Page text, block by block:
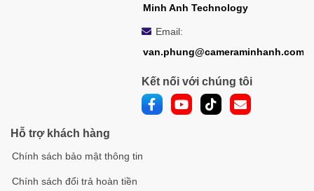
Minh Anh Technology
Email:
van.phung@cameraminhanh.com
Kết nối với chúng tôi
Hỗ trợ khách hàng
Chính sách bảo mật thông tin
Chính sách đổi trả hoàn tiền